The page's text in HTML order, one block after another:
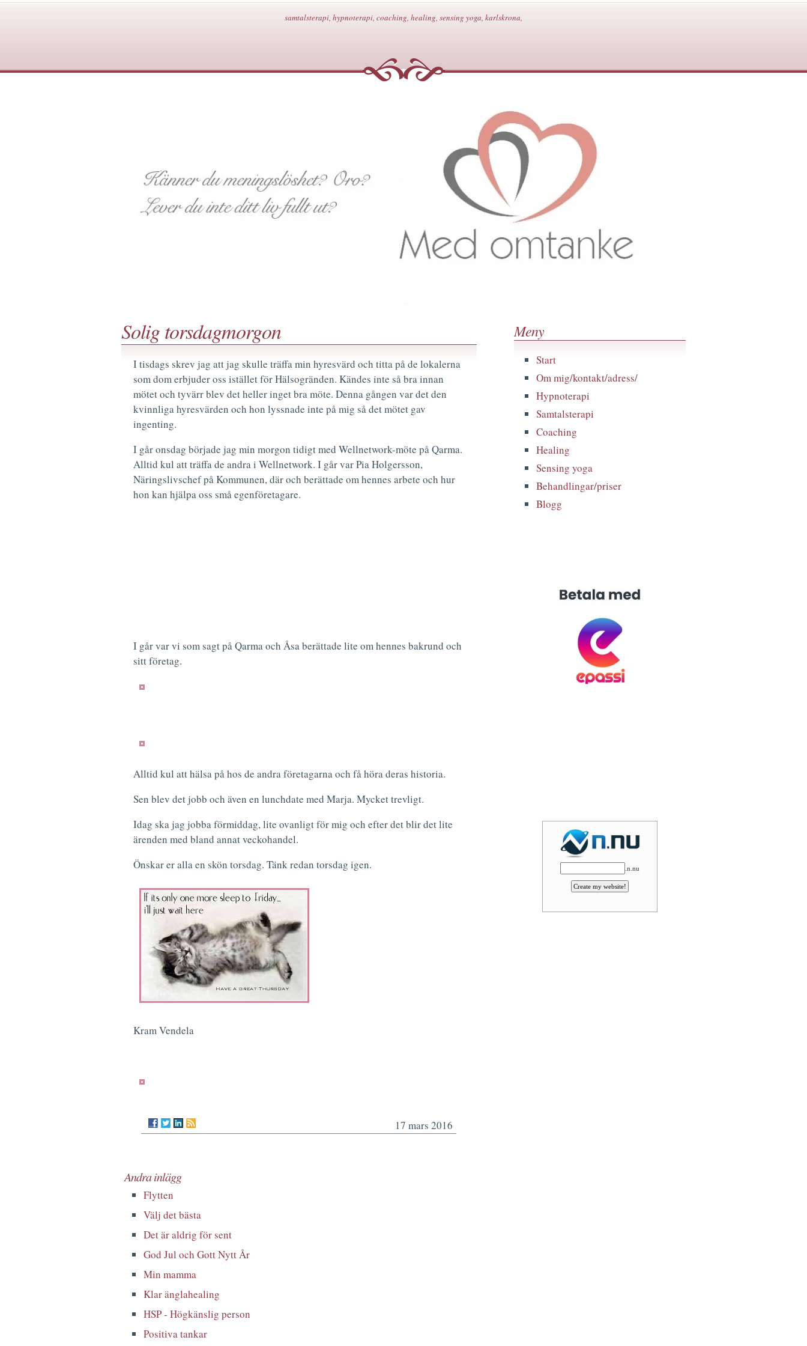
samtalsterapi, hypnoterapi, coaching, healing, sensing yoga, karlskrona,
Solig torsdagmorgon
I tisdags skrev jag att jag skulle träffa min hyresvärd och titta på de lokalerna
som dom erbjuder oss istället för Hälsogränden. Kändes inte så bra innan
mötet och tyvärr blev det heller inget bra möte. Denna gången var det den
kvinnliga hyresvärden och hon lyssnade inte på mig så det mötet gav
ingenting.
I går onsdag började jag min morgon tidigt med Wellnetwork-möte på Qarma.
Alltid kul att träffa de andra i Wellnetwork. I går var Pia Holgersson,
Näringslivschef på Kommunen, där och berättade om hennes arbete och hur
hon kan hjälpa oss små egenföretagare.
I går var vi som sagt på Qarma och Åsa berättade lite om hennes bakrund och
sitt företag.
Alltid kul att hälsa på hos de andra företagarna och få höra deras historia.
Sen blev det jobb och även en lunchdate med Marja. Mycket trevligt.
Idag ska jag jobba förmiddag, lite ovanligt för mig och efter det blir det lite
ärenden med bland annat veckohandel.
Önskar er alla en skön torsdag. Tänk redan torsdag igen.
Kram Vendela
17 mars 2016
Andra inlägg
Flytten
Välj det bästa
Det är aldrig för sent
God Jul och Gott Nytt År
Min mamma
Klar änglahealing
HSP - Högkänslig person
Positiva tankar
Meny
Start
Om mig/kontakt/adress/
Hypnoterapi
Samtalsterapi
Coaching
Healing
Sensing yoga
Behandlingar/priser
Blogg
.n.nu